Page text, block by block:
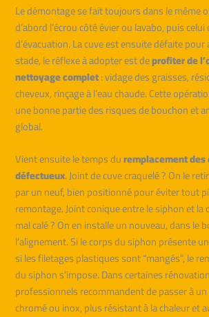
Le démontage se fait toujours dans le même
d’abord l’écrou côté évier ou lavabo, puis
d’évacuation. La cuve est ensuite défaite pour
stade, le réflexe à adopter est deprofiter de
nettoyage complet: vidage des graisses,
cheveux, rinçage à l’eau chaude. Cette
une bonne partie des risques de bouchon et
global.
Vient ensuite le temps duremplacement
défectueux. Joint de cuve craquelé ? On le
par un neuf, bien positionné pour éviter tout
remontage. Joint conique entre le siphon et la
mal calé ? On en installe un nouveau, dans le
l’alignement. Si le corps du siphon présente
si les filetages plastiques sont “mangés”, le
du siphon s’impose. Dans certaines
professionnels recommandent de passer à
chromé ou inox, plus résistant à la chaleur et